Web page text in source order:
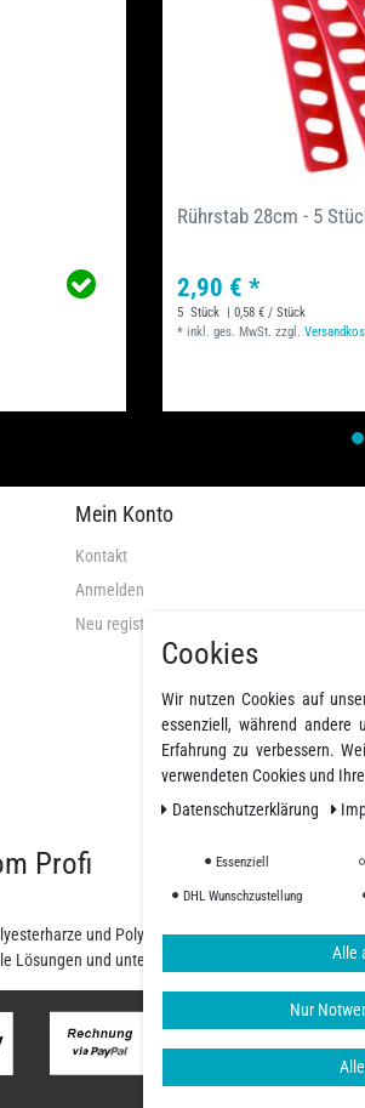
Rührstab 28cm - 5
2,90 € *
5 Stück
| 0,58 € / Stück
* inkl. ges. MwSt. zzgl.
Mein Konto
Kontakt
Anmelden
Neu registrieren
Profi
und Polyurethanharze und einer
Lösungen und unterschiedliche Ansprüche, unser
Cookies
Wir nutzen Cookies auf
essenziell, während andere
Erfahrung zu verbessern.
verwendeten Cookies und
Daten­schutz­erklärung
Essenziell
DHL Wunschzustellung
Alle
Nur